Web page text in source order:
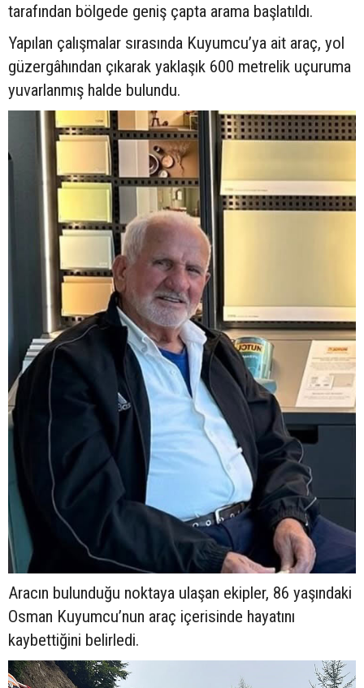
tarafından bölgede geniş çapta arama başlatıldı.
Yapılan çalışmalar sırasında Kuyumcu’ya ait araç, yol
güzergâhından çıkarak yaklaşık 600 metrelik uçuruma
yuvarlanmış halde bulundu.
Aracın bulunduğu noktaya ulaşan ekipler, 86 yaşındaki
Osman Kuyumcu’nun araç içerisinde hayatını
kaybettiğini belirledi.